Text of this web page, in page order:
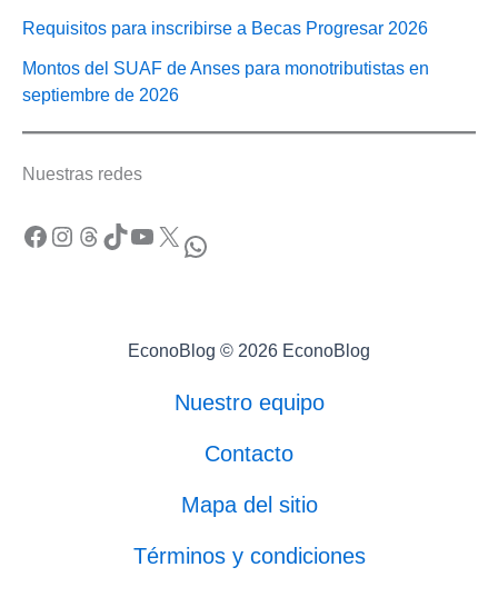
Requisitos para inscribirse a Becas Progresar 2026
Montos del SUAF de Anses para monotributistas en
septiembre de 2026
Nuestras redes
Facebook Instagram Threads TikTok YouTube X WhatsApp
EconoBlog © 2026 EconoBlog
Nuestro equipo
Contacto
Mapa del sitio
Términos y condiciones